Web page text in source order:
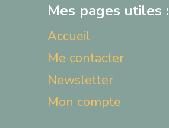
Mes pages utiles :
Accueil
Me contacter
Newsletter
Mon compte